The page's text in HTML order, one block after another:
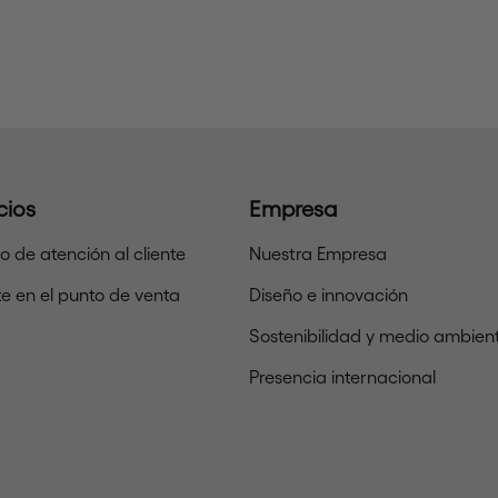
de atención al cliente
en el punto de venta
Empresa
Nuestra Empresa
Diseño e innovación
Sostenibilidad y medio
Presencia internacional